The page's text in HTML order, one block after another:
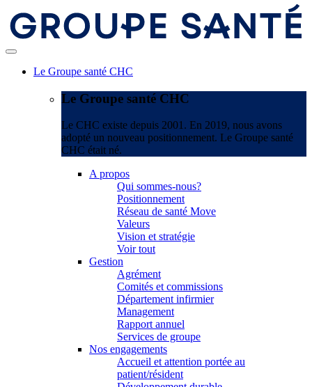
Le Groupe santé CHC
Le Groupe santé CHC
Le CHC existe depuis 2001. En 2019, nous avons
adopté un nouveau positionnement. Le Groupe santé
CHC était né.
A propos
Qui sommes-nous?
Positionnement
Réseau de santé Move
Valeurs
Vision et stratégie
Voir tout
Gestion
Agrément
Comités et commissions
Département infirmier
Management
Rapport annuel
Services de groupe
Nos engagements
Accueil et attention portée au
patient/résident